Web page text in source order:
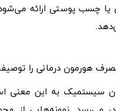
مصرف هورمون درمانی را
سیستمیک به این معنی